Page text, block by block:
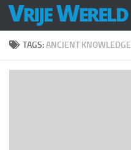
Doorgaan naar inhoud
TAGS:ANCIENT KNOWLEDGE